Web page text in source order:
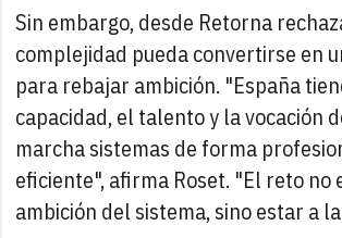
Sin embargo, desde Retorna
complejidad pueda convertirse en
para rebajar ambición. "España
capacidad, el talento y la vocación
marcha sistemas de forma
eficiente", afirma Roset. "El reto no
ambición del sistema, sino estar a